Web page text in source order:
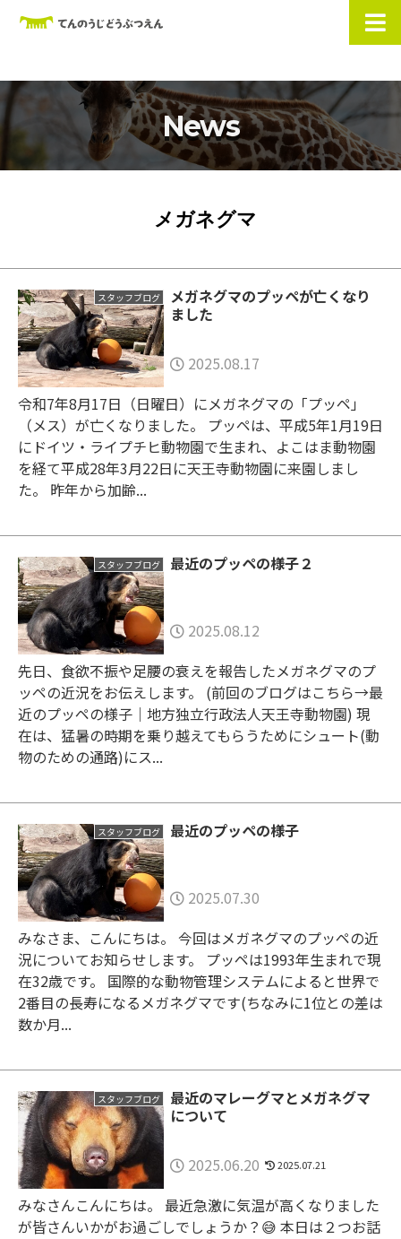
News
メガネグマ
スタッフブログ
メガネグマのプッペが亡くなり
ました
2025.08.17
令和7年8月17日（日曜日）にメガネグマの「プッペ」
（メス）が亡くなりました。 プッペは、平成5年1月19日
にドイツ・ライプチヒ動物園で生まれ、よこはま動物園
を経て平成28年3月22日に天王寺動物園に来園しまし
た。 昨年から加齢...
スタッフブログ 最近のプッペの様子２
2025.08.12
先日、食欲不振や足腰の衰えを報告したメガネグマのプ
ッペの近況をお伝えします。 (前回のブログはこちら→最
近のプッペの様子｜地方独立行政法人天王寺動物園) 現
在は、猛暑の時期を乗り越えてもらうためにシュート(動
物のための通路)にス...
スタッフブログ 最近のプッペの様子
2025.07.30
みなさま、こんにちは。 今回はメガネグマのプッペの近
況についてお知らせします。 プッペは1993年生まれで現
在32歳です。 国際的な動物管理システムによると世界で
2番目の長寿になるメガネグマです(ちなみに1位との差は
数か月...
スタッフブログ
最近のマレーグマとメガネグマ
について
2025.06.20 2025.07.21
みなさんこんにちは。 最近急激に気温が高くなりました
が皆さんいかがお過ごしでしょうか？😅 本日は２つお話